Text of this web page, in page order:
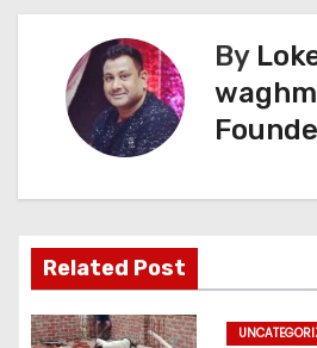
r
n
a
t
By
Related Post